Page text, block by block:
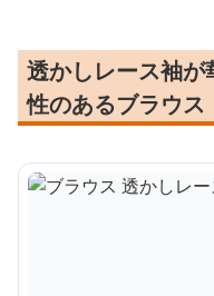
透かしレース袖が
性のあるブラウス